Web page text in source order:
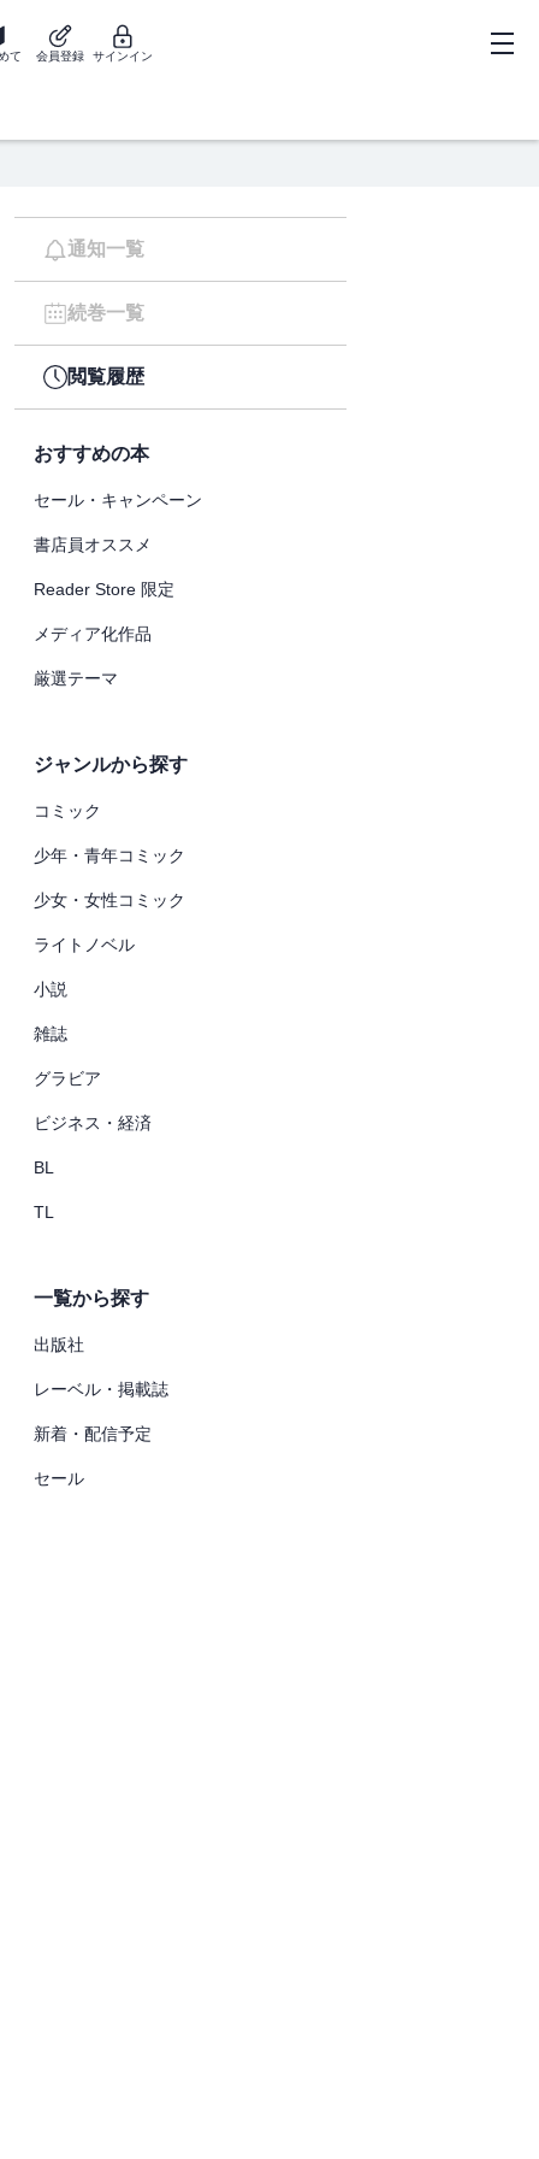
て 会員登録 サインイン
通知一覧
続巻一覧
閲覧履歴
おすすめの本
セール・キャンペーン
書店員オススメ
Reader Store 限定
メディア化作品
厳選テーマ
ジャンルから探す
コミック
少年・青年コミック
少女・女性コミック
ライトノベル
小説
雑誌
グラビア
ビジネス・経済
BL
TL
一覧から探す
出版社
レーベル・掲載誌
新着・配信予定
セール